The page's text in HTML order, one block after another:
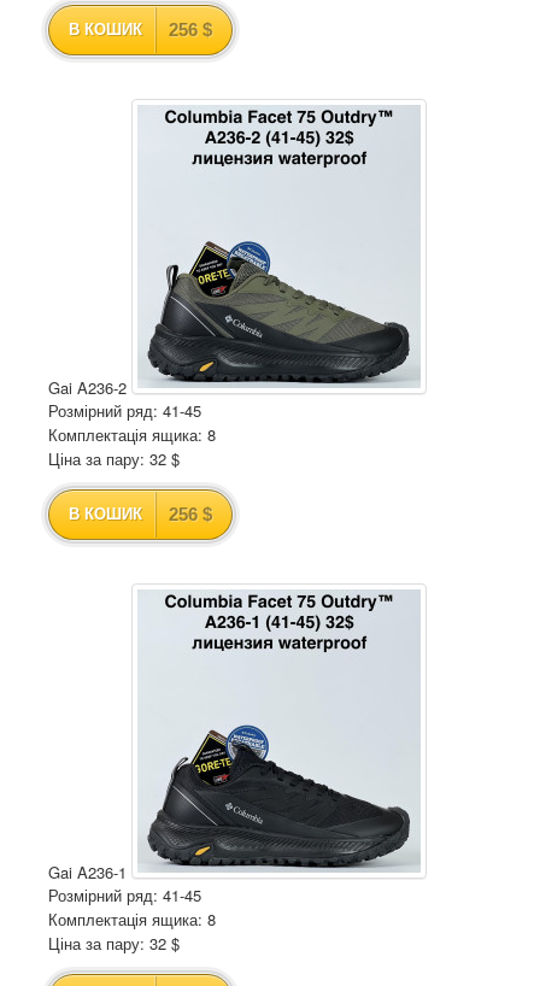
В КОШИК 256 $
Gai A236-2
Розмірний ряд: 41-45
Комплектація ящика: 8
Ціна за пару: 32 $
В КОШИК 256 $
Gai A236-1
Розмірний ряд: 41-45
Комплектація ящика: 8
Ціна за пару: 32 $